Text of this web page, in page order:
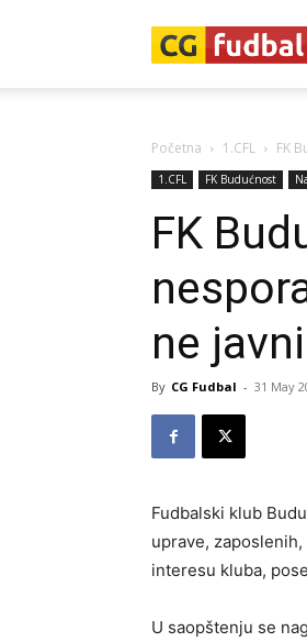
Početna 1.CFL FK
1.CFL FK Budućnost
FK
ne
By CG Fudbal - 31 May
Fudbalski klub
uprave,
interesu kluba,
U saopštenju se